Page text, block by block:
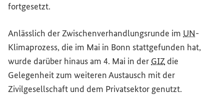
fortgesetzt.
Anlässlich der Zwischenverhandlungsrunde im UN-
Klimaprozess, die im Mai in Bonn stattgefunden hat,
wurde darüber hinaus am 4. Mai in der GIZ die
Gelegenheit zum weiteren Austausch mit der
Zivilgesellschaft und dem Privatsektor genutzt.